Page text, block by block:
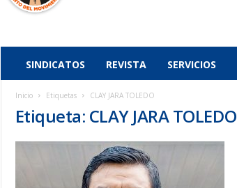
Sindical
SINDICATOS REVISTA SERVICIOS
Inicio Etiquetas CLAY JARA TOLEDO
Etiqueta: CLAY JARA TOLEDO